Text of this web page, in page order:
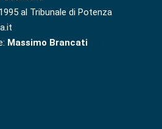
al Tribunale di Potenza
Massimo Brancati